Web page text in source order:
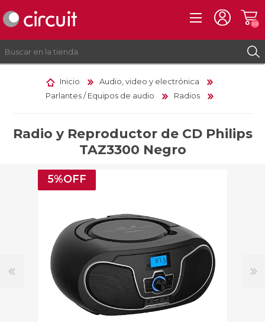
REGISTRO
(0)
Inicio
Audio, video y electrónica
Parlantes / Equipos de audio
Radios
Radio y Reproductor de CD Philips
TAZ3300 Negro
5%OFF